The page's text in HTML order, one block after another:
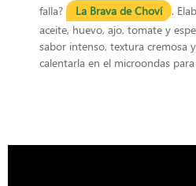
falla?
La Brava de Choví
.
aceite, huevo, ajo, tomate y
sabor intenso, textura cremosa
calentarla en el microondas